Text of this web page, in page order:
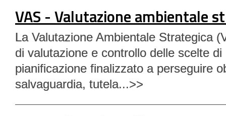
VAS - Valutazione ambientale
La Valutazione Ambientale Strategica
di valutazione e controllo delle scelte
pianificazione finalizzato a perseguire
salvaguardia, tutela...>>